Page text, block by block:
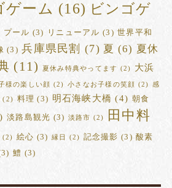
ゲーム (16) ビンゴゲ
プール (3) リニューアル (3) 世界平和
(3) 兵庫県民割 (7) 夏 (6) 夏休
(11) 夏休み特典やってます (2)
大浜
様の楽しい顔 (2) 小さなお子様の笑顔 (2) 感
(2) 料理 (3) 明石海峡大橋 (4) 朝食
淡路島観光 (3) 淡路市 (2)
田中料
(2) 絵心 (3) 縁日 (2) 記念撮影 (3) 酸素
鱧 (3)